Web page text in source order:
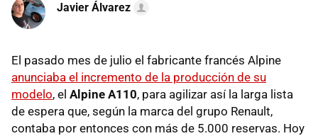
Javier Álvarez
El pasado mes de julio el fabricante francés Alpine
anunciaba el incremento de la producción de su
modelo, el Alpine A110, para agilizar así la larga lista
de espera que, según la marca del grupo Renault,
contaba por entonces con más de 5.000 reservas. Hoy